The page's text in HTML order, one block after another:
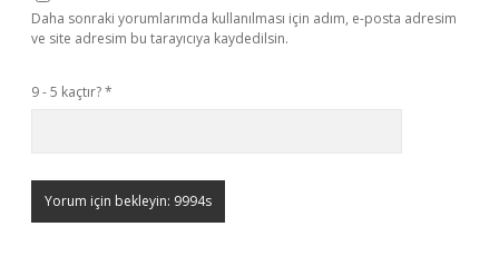
Daha sonraki yorumlarımda kullanılması için adım, e-posta adresim
ve site adresim bu tarayıcıya kaydedilsin.
9 - 5 kaçtır?*